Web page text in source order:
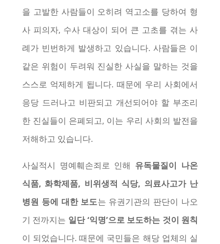
을 고발한 사람들이 오히려 역고소를 당하여 형
사 피의자, 수사 대상이 되어 큰 고초를 겪는 사
례가 빈번하게 발생하고 있습니다. 사람들은 이
같은 위험이 두려워 진실한 사실을 말하는 것을
스스로 억제하게 됩니다. 때문에 우리 사회에서
응당 드러나고 비판되고 개선되어야 할 부조리
한 진실들이 은폐되고, 이는 우리 사회의 발전을
저해하고 있습니다.
사실적시 명예훼손죄로 인해 유독물질이 나온
식품, 화학제품, 비위생적 식당, 의료사고가 난
병원 등에 대한 보도는 유권기관의 판단이 나오
기 전까지는 일단 ‘익명’으로 보도하는 것이 원칙
이 되었습니다. 때문에 국민들은 해당 업체의 실